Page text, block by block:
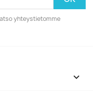
yhteystietomme
